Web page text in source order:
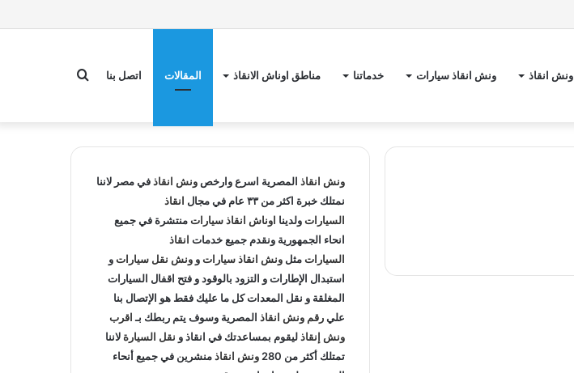
ونش انقاذ ونش انقاذ سيارات خدماتنا مناطق اوناش الانقاذ المقالات اتصل بنا
ونش انقاذ المصرية اسرع وارخصونش انقاذفي مصر لاننا
نمتلك خبرة اكثر من ٣٣ عام في مجال
انقاذ
السياراتولدينا اوناش انقاذ سياراتمنتشرة في جميع
انحاء الجمهورية ونقدم جميع خدمات انقاذ
السياراتمثلونش انقاذ سياراتوونش نقل سياراتو
استبدال الإطارات و التزود بالوقود و فتح اقفال السيارات
المغلقة و نقل المعدات كل ما عليك فقط هو الإتصال بنا
عليرقم ونش انقاذ المصرية وسوف يتم ربطك بـ اقرب
ونش إنقاذليقوم بمساعدتك في انقاذ و نقل السيارة لاننا
تمتلك أكثر من 280
ونش انقاذمنشرين في جميع أنحاء